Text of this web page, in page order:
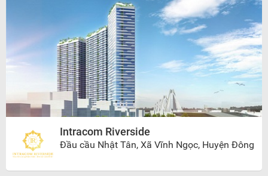
Intracom Riverside
Đầu cầu Nhật Tân, Xã Vĩnh Ngọc, Huyện Đông